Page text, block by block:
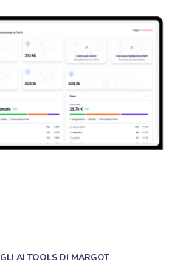
GLI AI TOOLS DI MARGOT